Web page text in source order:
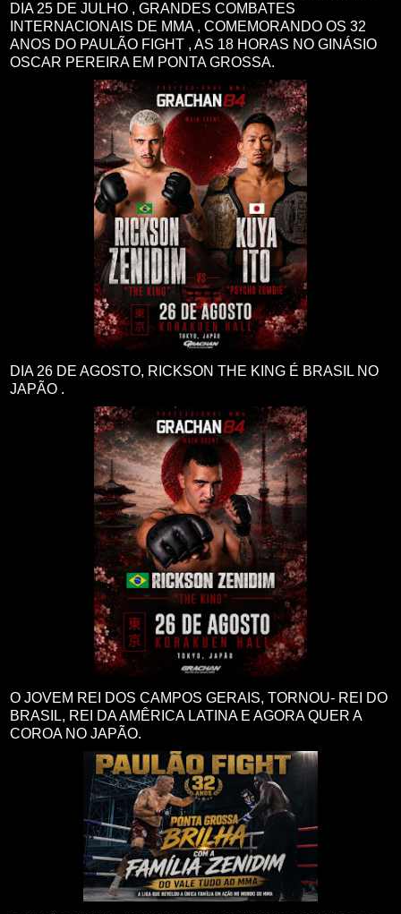
DIA 25 DE JULHO , GRANDES COMBATES
INTERNACIONAIS DE MMA , COMEMORANDO OS 32
ANOS DO PAULÃO FIGHT , AS 18 HORAS NO GINÁSIO
OSCAR PEREIRA EM PONTA GROSSA.
DIA 26 DE AGOSTO, RICKSON THE KING É BRASIL NO
JAPÃO .
O JOVEM REI DOS CAMPOS GERAIS, TORNOU- REI DO
BRASIL, REI DA AMÊRICA LATINA E AGORA QUER A
COROA NO JAPÃO.